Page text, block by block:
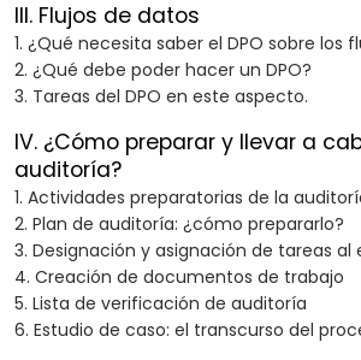
III. Flujos de datos
1. ¿Qué necesita saber el DPO sobre los
2. ¿Qué debe poder hacer un DPO?
3. Tareas del DPO en este aspecto.
IV. ¿Cómo preparar y llevar a
auditoría?
1. Actividades preparatorias de la
2. Plan de auditoría: ¿cómo prepararlo?
3. Designación y asignación de tareas
4. Creación de documentos de trabajo
5. Lista de verificación de auditoría
6. Estudio de caso: el transcurso del